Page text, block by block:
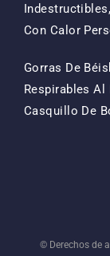
Con Calor
Gorras De
Respirables Al
Casquillo De
© Derechos de